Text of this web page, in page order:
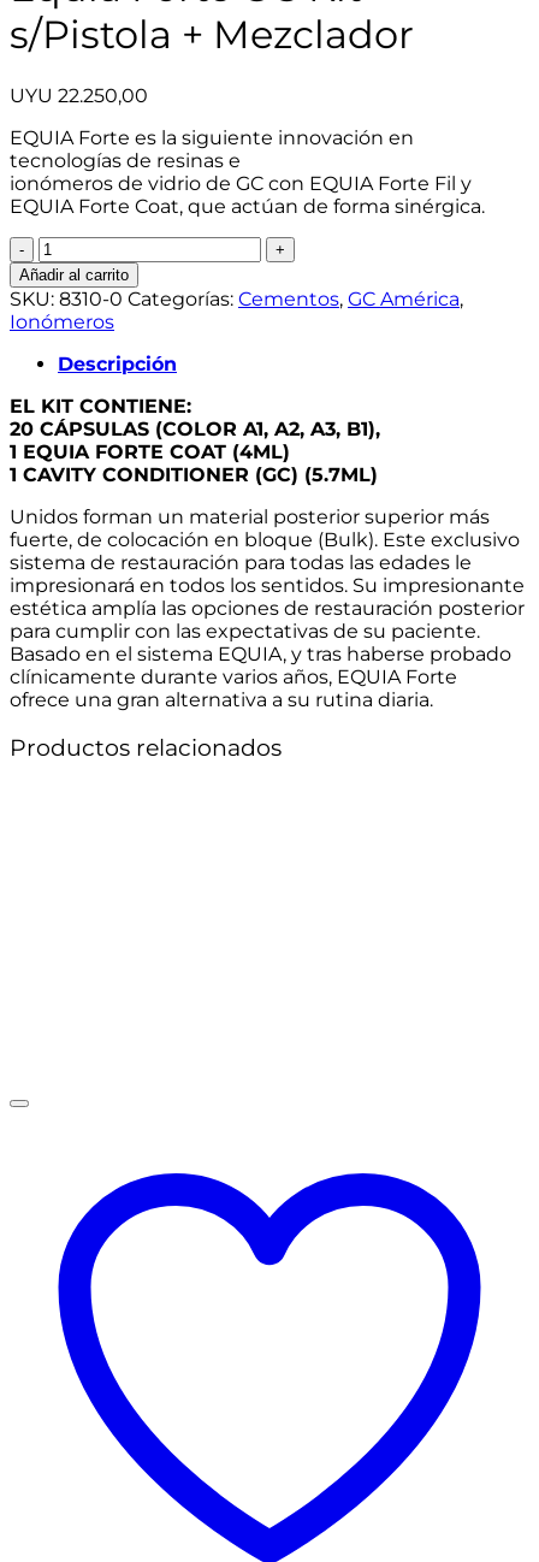
s/Pistola + Mezclador
UYU 22.250,00
EQUIA Forte es la siguiente innovación en
tecnologías de resinas e
ionómeros de vidrio de GC con EQUIA Forte Fil y
EQUIA Forte Coat, que actúan de forma sinérgica.
Equia
Forte
GC
Kit
s/Pistola
+
cantidad
Añadir al carrito
SKU: 8310-0 Categorías: Cementos, GC América,
Ionómeros
Descripción
EL KIT CONTIENE:
20 CÁPSULAS (COLOR A1, A2, A3, B1),
1 EQUIA FORTE COAT (4ML)
1 CAVITY CONDITIONER (GC) (5.7ML)
Unidos forman un material posterior superior más
fuerte, de colocación en bloque (Bulk). Este exclusivo
sistema de restauración para todas las edades le
impresionará en todos los sentidos. Su impresionante
estética amplía las opciones de restauración posterior
para cumplir con las expectativas de su paciente.
Basado en el sistema EQUIA, y tras haberse probado
clínicamente durante varios años, EQUIA Forte
ofrece una gran alternativa a su rutina diaria.
Productos relacionados